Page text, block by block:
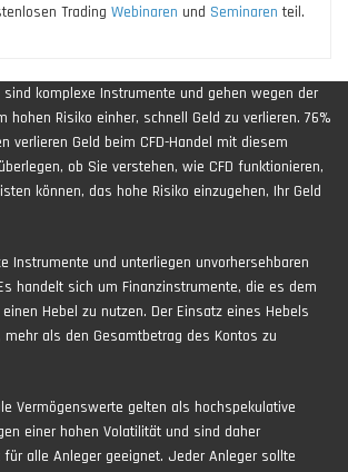
Trading Webinaren und Seminaren teil.
sind komplexe Instrumente und gehen wegen der
hohen Risiko einher, schnell Geld zu verlieren. 76%
verlieren Geld beim CFD-Handel mit diesem
ob Sie verstehen, wie CFD funktionieren,
können, das hohe Risiko einzugehen, Ihr Geld
Instrumente und unterliegen unvorhersehbaren
handelt sich um Finanzinstrumente, die es dem
Hebel zu nutzen. Der Einsatz eines Hebels
als den Gesamtbetrag des Kontos zu
Vermögenswerte gelten als hochspekulative
einer hohen Volatilität und sind daher
alle Anleger geeignet. Jeder Anleger sollte